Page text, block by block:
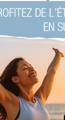
aujourd'hui,
oeuf, ni une
mais ma